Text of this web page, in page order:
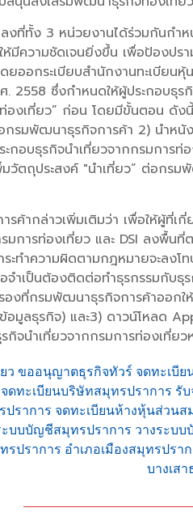
ลงที่ทั้ง 3 หน่วยงานได้ร่วมกัน
ห้มีความชัดเจนยิ่งขึ้น เพื่อป้องป
ยออกระเบียบสำนักงานทะเบียน
. 2558 ซึ่งกำหนดให้ผู้ประกอบธุ
งเที่ยว” ก่อน โดยมีขั้นตอน ดัง
กรมพัฒนาธุรกิจการค้า 2) นำห
ะกอบธุรกิจนำเที่ยวจากกรมกา
มวัตถุประสงค์ "นำเที่ยว” ต่อกร
รค้ากล่าวเพิ่มเติมว่า เพื่อให้ผู้
มการท่องเที่ยว และ DSI ลงพื้นที่
ะทำความผิดตามกฎหมายจะลงโ
อจำเป็นต้องติดต่อทำธุรกรรมกับ
งที่กรมพัฒนาธุรกิจการค้าออก
มูลธุรกิจ) และ3) ดาวน์โหลด
กิจนำเที่ยวจากกรมการท่องเที่
ขออนุญาตธุรกิจทัวร์ จดทะเบีย
ดทะเบียนบริษัทสมุทรปราการ รั
ปราการ จดทะเบียนห้างหุ้นส่วน
ะบบบัญชีสมุทรปราการ วางระ
ปราการ อำเภอเมืองสมุทรปรา
บางเสา